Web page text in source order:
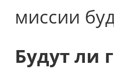
миссии
Будут ли